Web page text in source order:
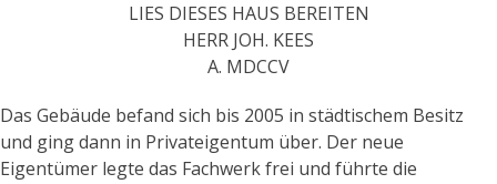
LIES DIESES HAUS BEREITEN
HERR JOH. KEES
A. MDCCV
Das Gebäude befand sich bis 2005 in städtischem Besitz
und ging dann in Privateigentum über. Der neue
Eigentümer legte das Fachwerk frei und führte die